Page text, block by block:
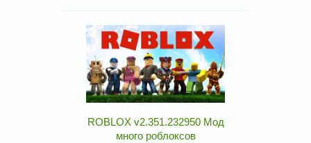
ROBLOX v2.351.232950 Мод
много роблоксов